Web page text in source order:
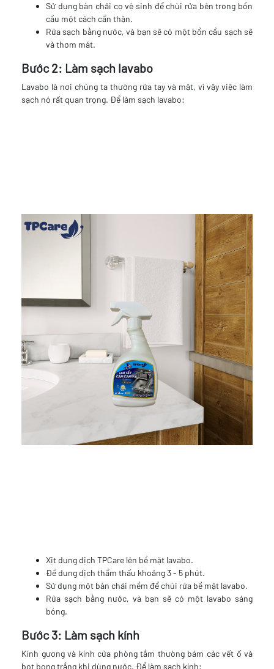
Sử dụng bàn chải cọ vệ sinh để chùi rửa bên trong bồn
cầu một cách cẩn thận.
Rửa sạch bằng nước, và bạn sẽ có một bồn cầu sạch sẽ
và thơm mát.
Bước 2: Làm sạch lavabo
Lavabo là nơi chúng ta thường rửa tay và mặt, vì vậy việc làm
sạch nó rất quan trọng. Để làm sạch lavabo:
Xịt dung dịch TPCare lên bề mặt lavabo.
Để dung dịch thẩm thấu khoảng 3 - 5 phút.
Sử dụng một bàn chải mềm để chùi rửa bề mặt lavabo.
Rửa sạch bằng nước, và bạn sẽ có một lavabo sáng
bóng.
Bước 3: Làm sạch kính
Kính gương và kính cửa phòng tắm thường bám các vết ố và
bọt bong trắng khi dùng nước. Để làm sạch kính: